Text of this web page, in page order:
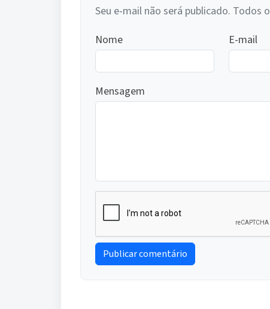
Seu e-mail não será publicado. Todos
Nome
E-mail
Mensagem
Publicar comentário